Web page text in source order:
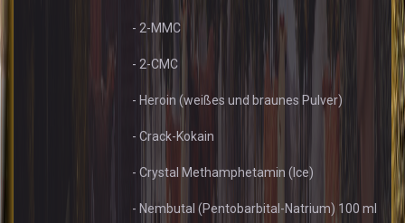
- 2-MMC
- 2-CMC
- Heroin (weißes und braunes Pulver)
- Crack-Kokain
- Crystal Methamphetamin (Ice)
- Nembutal (Pentobarbital-Natrium) 100 ml